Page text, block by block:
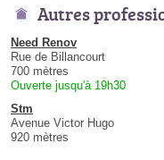
Autres
Need Renov
Rue de Billancourt
700 mètres
Ouverte jusqu'à 19h30
Stm
Avenue Victor Hugo
920 mètres